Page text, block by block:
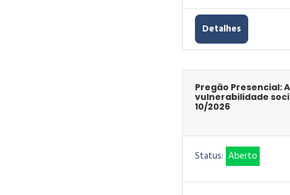
Detalhes
Pregão Presencial:
vulnerabilidade
10/2026
Status: Aberto